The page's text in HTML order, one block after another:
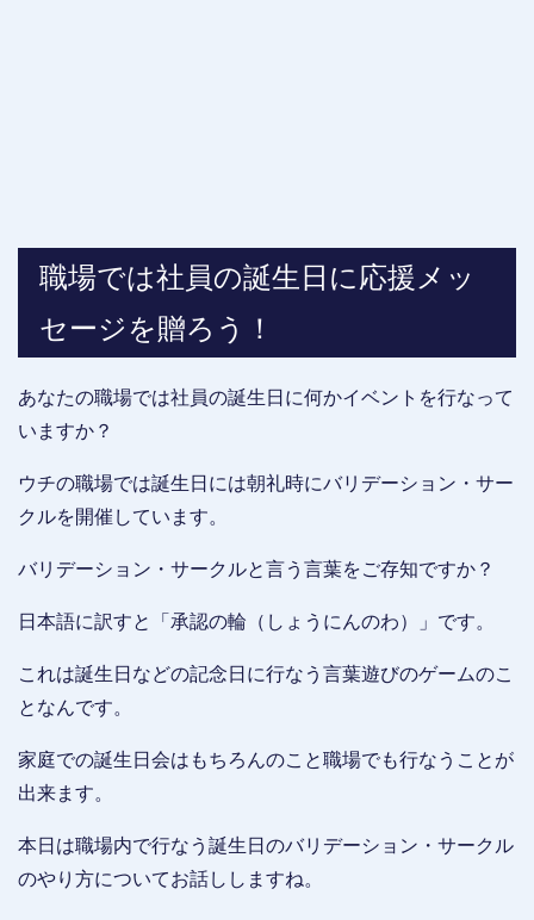
職場では社員の誕生日に応援メッ
セージを贈ろう！
あなたの職場では社員の誕生日に何かイベントを行なって
いますか？
ウチの職場では誕生日には朝礼時にバリデーション・サー
クルを開催しています。
バリデーション・サークルと言う言葉をご存知ですか？
日本語に訳すと「承認の輪（しょうにんのわ）」です。
これは誕生日などの記念日に行なう言葉遊びのゲームのこ
となんです。
家庭での誕生日会はもちろんのこと職場でも行なうことが
出来ます。
本日は職場内で行なう誕生日のバリデーション・サークル
のやり方についてお話ししますね。